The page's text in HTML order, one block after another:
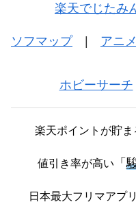
楽天でじたみ
ソフマップ| アニ
ホビーサーチ
楽天ポイントが貯ま
値引き率が高い 「
日本最大フリマアプリ